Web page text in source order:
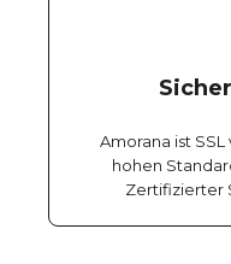
Amorana ist
hohen
Zertifizierter